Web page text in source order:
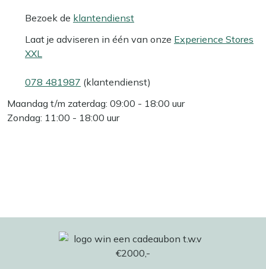
Bezoek de klantendienst
Laat je adviseren in één van onze Experience Stores
XXL
078 481987 (klantendienst)
Maandag t/m zaterdag: 09:00 - 18:00 uur
Zondag: 11:00 - 18:00 uur